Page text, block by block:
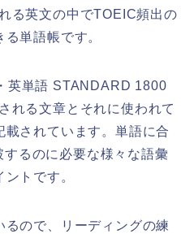
る英文の中でTOEIC頻出の
単語帳です。
英単語 STANDARD 1800
れる文章とそれに使われて
されています。単語に合
るのに必要な様々な語彙
トです。
るので、リーディングの練